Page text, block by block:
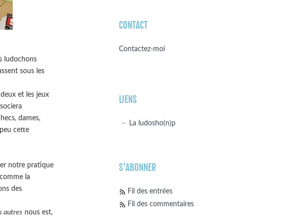
ludochons
sous les
et les jeux
dames,
cette
notre pratique
la
des
autres nous est,
CONTACT
Contactez-moi
LIENS
La ludosho(n)p
S'ABONNER
Fil des entrées
Fil des commentaires